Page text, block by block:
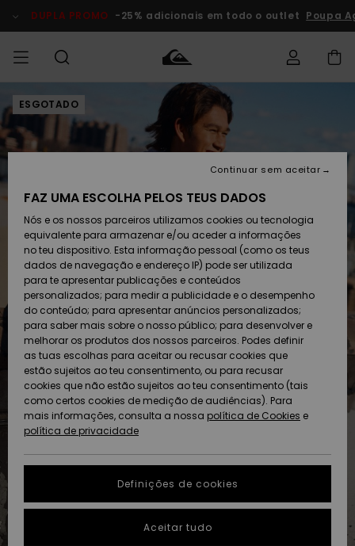
do
DUPLA PROMO -25% adicionais em todo o outlet Poupa
HOMEM Roupas
Calçado e
chinelos
Surfe/água
Snow
Artigos
recém-
chegados
Coleções
MENINO
Roupas
Calçado e
chinelos
Surfe/água
Neve
Artigos
recém-
chegados
Highlights
MULHER
Shop
chegados
Highlights
Snow
SURF
Surf Shop
Homem
Crianças
Highlights
Community
SNOW
Artigos
Neve
Homem
Artigos
Criança
Snow Shop
Feminino
Highlights
Community
DUPLA
PROMO
Outlet
Homem
Criança
Outlet
Mulher
AJUDA
Acede à tua
encomenda
Devoluções
Pagamento
Cartão
presente
Quiksilver
Freedom
Protecção de
dados
Guia de
tamanhos
conversa para
SUSTAINABILITY
ESGOTADO
FAZ UMA ESCOLHA PELOS TEUS DADOS
Nós e os nossos parceiros utilizamos cookies ou tecnologia
equivalente para armazenar e/ou aceder a informações
no teu dispositivo. Esta informação pessoal (como os teus
dados de navegação e endereço IP) pode ser utilizada
para te apresentar publicações e conteúdos
personalizados; para medir a publicidade e o desempenho
do conteúdo; para apresentar anúncios personalizados;
para saber mais sobre o nosso público; para desenvolver e
melhorar os produtos dos nossos parceiros. Podes definir
as tuas escolhas para aceitar ou recusar cookies que
estão sujeitos ao teu consentimento, ou para recusar
cookies que não estão sujeitos ao teu consentimento (tais
como certos cookies de medição de audiências). Para
mais informações, consulta a nossa política de Cookies e
política de privacidade
Definições de cookies
Continuar sem aceitar
Aceitar tudo